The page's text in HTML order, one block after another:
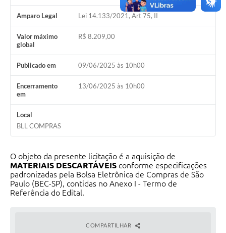
Amparo Legal Lei 14.133/2021, Art 75, II
Valor máximo
global
R$ 8.209,00
Publicado em 09/06/2025 às 10h00
Encerramento
em
13/06/2025 às 10h00
Local
BLL COMPRAS
O objeto da presente licitação é a aquisição de
MATERIAIS DESCARTÁVEIS conforme especificações
padronizadas pela Bolsa Eletrônica de Compras de São
Paulo (BEC-SP), contidas no Anexo I - Termo de
Referência do Edital.
COMPARTILHAR